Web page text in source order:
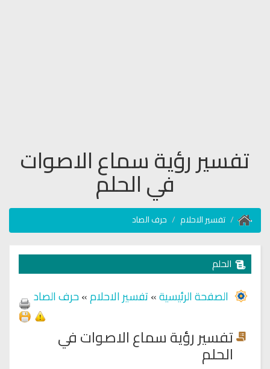
تفسير رؤية سماع الاصوات
في الحلم
تفسير الاحلام حرف الصاد
الحلم
الصفحة الرئيسية»تفسير الاحلام»حرف الصاد
تفسير رؤية سماع الاصوات في
الحلم